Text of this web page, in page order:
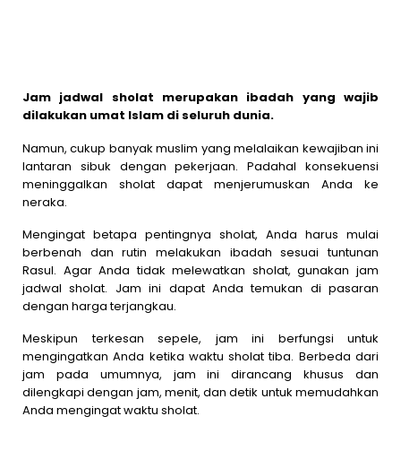
Jam jadwal sholat merupakan ibadah yang wajib
dilakukan umat Islam di seluruh dunia.
Namun, cukup banyak muslim yang melalaikan kewajiban ini
lantaran sibuk dengan pekerjaan. Padahal konsekuensi
meninggalkan sholat dapat menjerumuskan Anda ke
neraka.
Mengingat betapa pentingnya sholat, Anda harus mulai
berbenah dan rutin melakukan ibadah sesuai tuntunan
Rasul. Agar Anda tidak melewatkan sholat, gunakan jam
jadwal sholat. Jam ini dapat Anda temukan di pasaran
dengan harga terjangkau.
Meskipun terkesan sepele, jam ini berfungsi untuk
mengingatkan Anda ketika waktu sholat tiba. Berbeda dari
jam pada umumnya, jam ini dirancang khusus dan
dilengkapi dengan jam, menit, dan detik untuk memudahkan
Anda mengingat waktu sholat.